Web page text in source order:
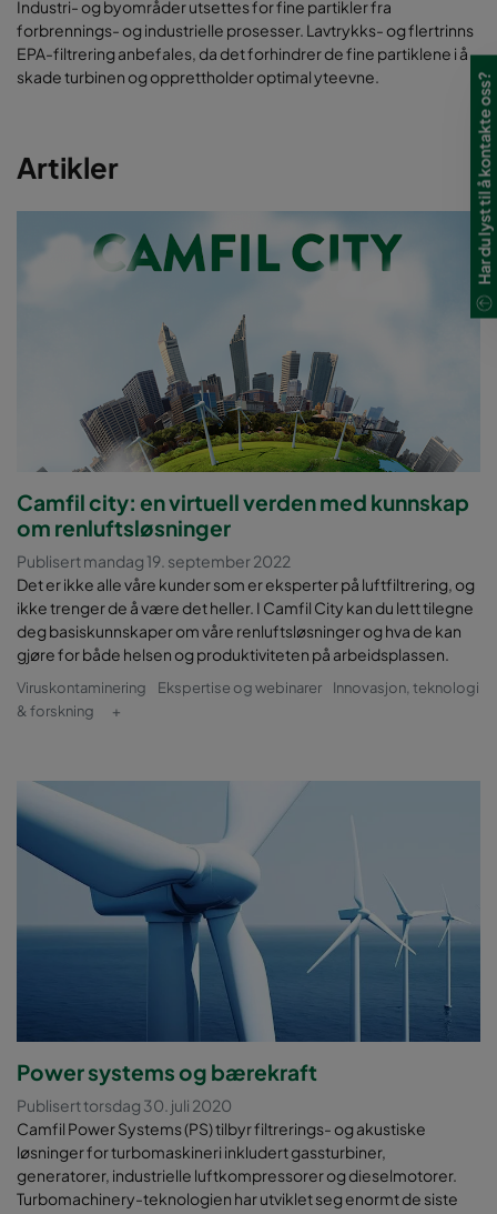
Industri- og byområder utsettes for fine partikler fra
forbrennings- og industrielle prosesser. Lavtrykks- og flertrinns
EPA-filtrering anbefales, da det forhindrer de fine partiklene i å
skade turbinen og opprettholder optimal yteevne.
Artikler
Camfil city: en virtuell verden med kunnskap
om renluftsløsninger
Publisert mandag 19. september 2022
Det er ikke alle våre kunder som er eksperter på luftfiltrering, og
ikke trenger de å være det heller. I Camfil City kan du lett tilegne
deg basiskunnskaper om våre renluftsløsninger og hva de kan
gjøre for både helsen og produktiviteten på arbeidsplassen.
Viruskontaminering Ekspertise og webinarer
Innovasjon, teknologi
& forskning
+
Power systems og bærekraft
Publisert torsdag 30. juli 2020
Camfil Power Systems (PS) tilbyr filtrerings- og akustiske
løsninger for turbomaskineri inkludert gassturbiner,
generatorer, industrielle luftkompressorer og dieselmotorer.
Turbomachinery-teknologien har utviklet seg enormt de siste
Har du lyst til å kontakte oss?